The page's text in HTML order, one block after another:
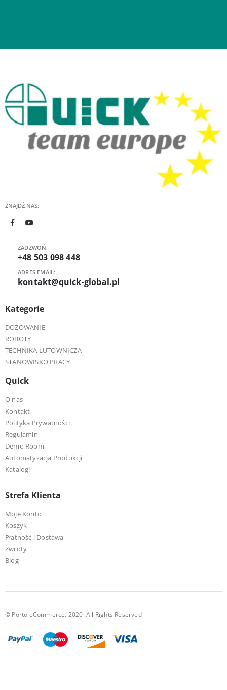
ZNAJDŹ NAS:
ZADZWOŃ:
+48 503 098 448
ADRES EMAIL:
kontakt@quick-global.pl
Kategorie
DOZOWANIE
ROBOTY
TECHNIKA LUTOWNICZA
STANOWISKO PRACY
Quick
O nas
Kontakt
Polityka Prywatności
Regulamin
Demo Room
Automatyzacja Produkcji
Katalogi
Strefa Klienta
Moje Konto
Koszyk
Płatność i Dostawa
Zwroty
Blog
© Porto eCommerce. 2020. All Rights Reserved